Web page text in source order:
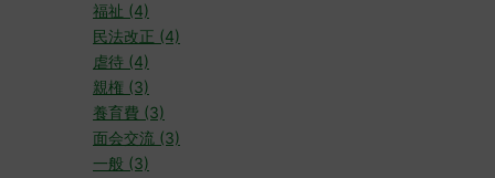
福祉 (4)
民法改正 (4)
虐待 (4)
親権 (3)
養育費 (3)
面会交流 (3)
一般 (3)